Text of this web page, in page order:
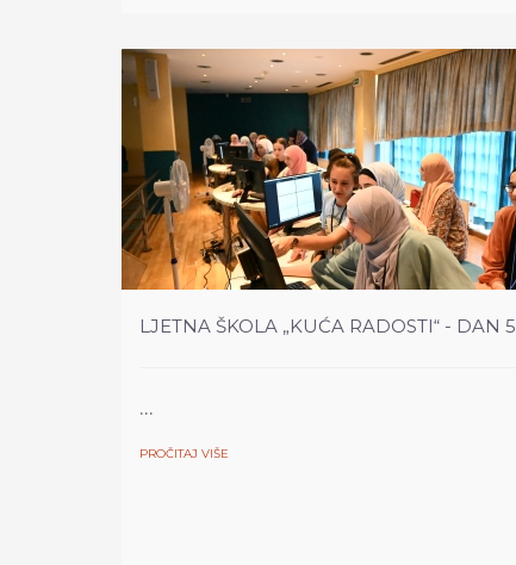
LJETNA ŠKOLA „KUĆA RADOSTI“ - DAN 5
...
PROČITAJ VIŠE